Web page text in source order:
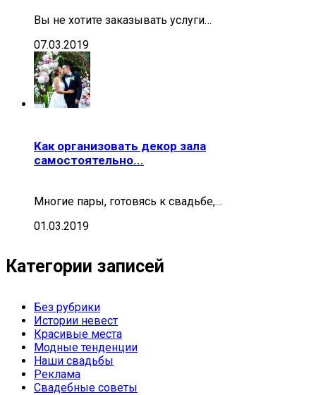
Вы не хотите заказывать услуги…
07.03.2019
Как организовать декор зала
самостоятельно...
Многие пары, готовясь к свадьбе,…
01.03.2019
Категории записей
Без рубрики
Истории невест
Красивые места
Модные тенденции
Наши свадьбы
Реклама
Свадебные советы